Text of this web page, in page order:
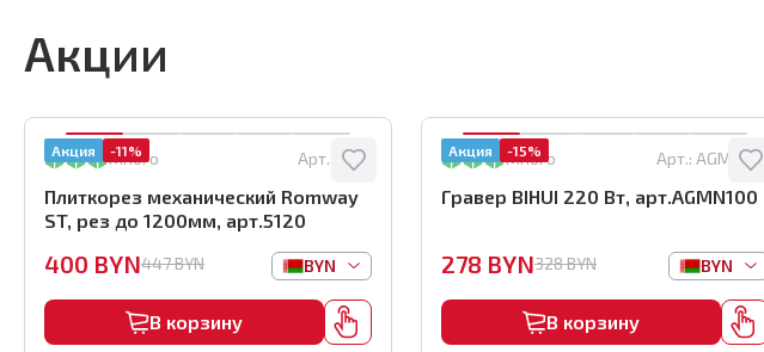
Акции
Много Арт.: 5120
Акция -11%
Плиткорез механический Romway
ST, рез до 1200мм, арт.5120
400 BYN447BYN BYN
В корзину
Много Арт.: AGMN100
Акция -15%
Гравер BIHUI 220 Вт, арт.AGMN100
278 BYN328BYN BYN
В корзину